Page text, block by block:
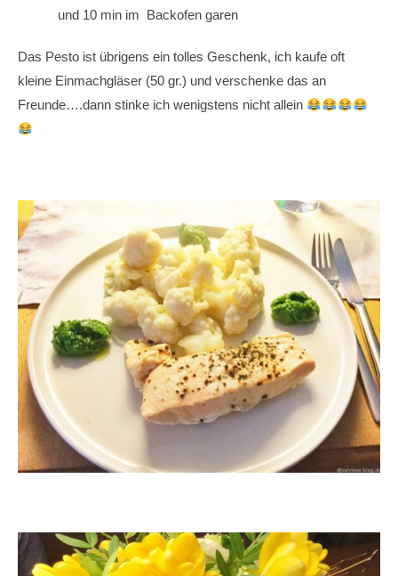
und 10 min im Backofen garen
Das Pesto ist übrigens ein tolles Geschenk, ich kaufe oft
kleine Einmachgläser (50 gr.) und verschenke das an
Freunde….dann stinke ich wenigstens nicht allein